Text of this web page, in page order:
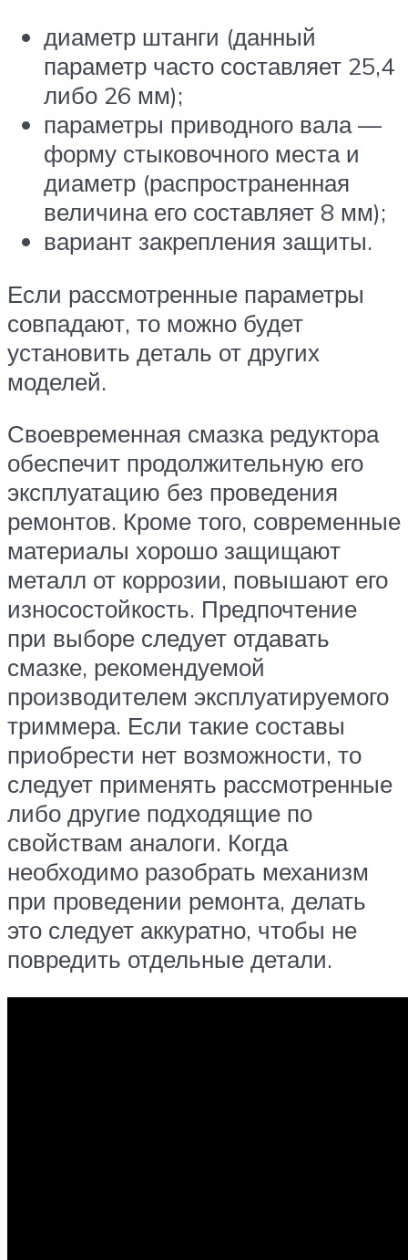
диаметр штанги (данный
параметр часто составляет 25,4
либо 26 мм);
параметры приводного вала —
форму стыковочного места и
диаметр (распространенная
величина его составляет 8 мм);
вариант закрепления защиты.
Если рассмотренные параметры
совпадают, то можно будет
установить деталь от других
моделей.
Своевременная смазка редуктора
обеспечит продолжительную его
эксплуатацию без проведения
ремонтов. Кроме того, современные
материалы хорошо защищают
металл от коррозии, повышают его
износостойкость. Предпочтение
при выборе следует отдавать
смазке, рекомендуемой
производителем эксплуатируемого
триммера. Если такие составы
приобрести нет возможности, то
следует применять рассмотренные
либо другие подходящие по
свойствам аналоги. Когда
необходимо разобрать механизм
при проведении ремонта, делать
это следует аккуратно, чтобы не
повредить отдельные детали.